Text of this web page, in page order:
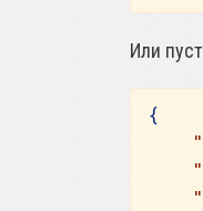
Или
{